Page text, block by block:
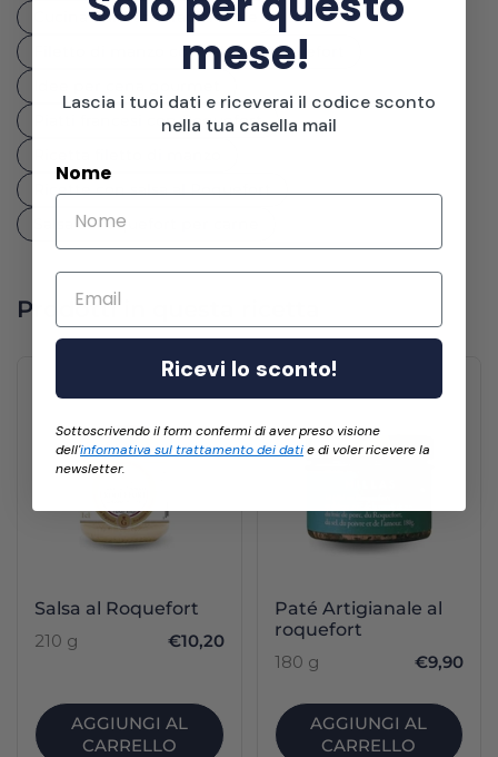
Cucina francese tradizionale
Filetto di manzo con salsa al Roquefort
Piatti francesi con Roquefort
Ricette con salsa al Roquefort
Salsa al Roquefort per carne
Prodotti in questa ricetta
Salsa al Roquefort
210 g
€10,20
AGGIUNGI AL
CARRELLO
Paté Artigianale al
roquefort
180 g
€9,90
AGGIUNGI AL
CARRELLO
mese!
Lascia i tuoi dati e riceverai il codice sconto
nella tua casella mail
Nome
Email
Ricevi lo sconto!
Sottoscrivendo il form confermi di aver preso visione
dell'informativa sul trattamento dei datie di voler ricevere la
newsletter.